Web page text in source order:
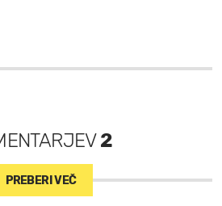
2
PREBERI VEČ